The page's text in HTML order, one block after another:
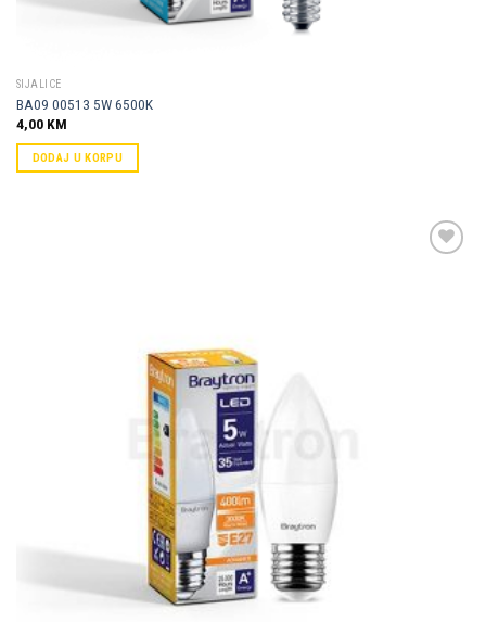
SIJALICE
BA09 00513 5W 6500K
4,00 KM
DODAJ U KORPU